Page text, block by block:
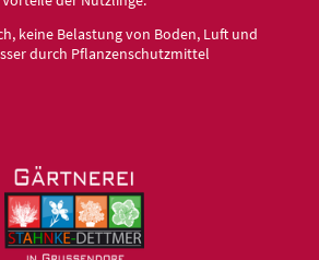
keine Belastung von Boden, Luft und
durch Pflanzenschutzmittel